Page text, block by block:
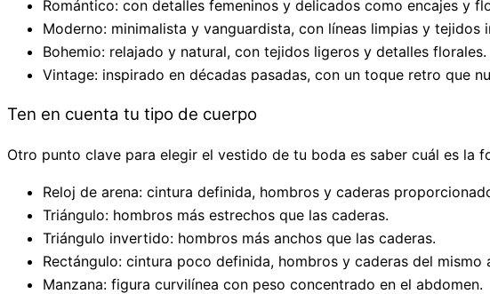
Romántico: con detalles femeninos y delicados como encajes y
Moderno: minimalista y vanguardista, con líneas limpias y tejidos
Bohemio: relajado y natural, con tejidos ligeros y detalles florales.
Vintage: inspirado en décadas pasadas, con un toque retro que
Ten en cuenta tu tipo de cuerpo
Otro punto clave para elegir el vestido de tu boda es saber cuál es
Reloj de arena: cintura definida, hombros y caderas
Triángulo: hombros más estrechos que las caderas.
Triángulo invertido: hombros más anchos que las caderas.
Rectángulo: cintura poco definida, hombros y caderas del mismo
Manzana: figura curvilínea con peso concentrado en el abdomen.